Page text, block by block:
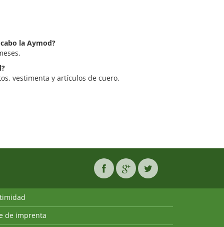
la Aymod?
vestimenta y artículos de cuero.
de imprenta